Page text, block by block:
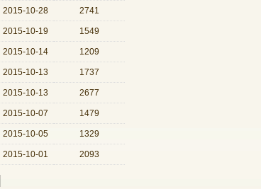
2015-10-28 2741
2015-10-19 1549
2015-10-14 1209
2015-10-13 1737
2015-10-13 2677
2015-10-07 1479
2015-10-05 1329
2015-10-01 2093